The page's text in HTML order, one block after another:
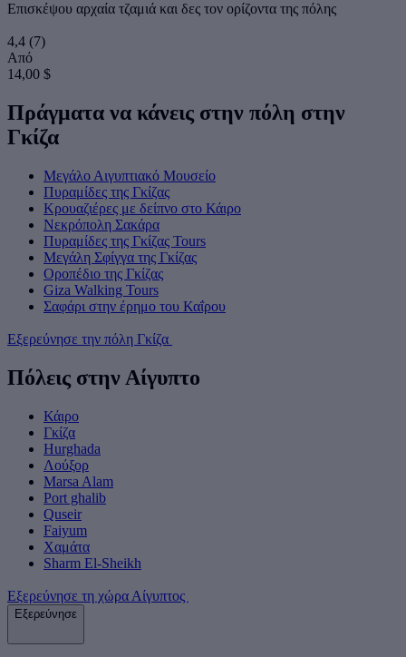
Επισκέψου αρχαία τζαμιά και δες τον ορίζοντα της πόλης
4,4 (7)
Από
14,00 $
Πράγματα να κάνεις στην πόλη στην
Γκίζα
Μεγάλο Αιγυπτιακό Μουσείο
Πυραμίδες της Γκίζας
Κρουαζιέρες με δείπνο στο Κάιρο
Νεκρόπολη Σακάρα
Πυραμίδες της Γκίζας Tours
Μεγάλη Σφίγγα της Γκίζας
Οροπέδιο της Γκίζας
Giza Walking Tours
Σαφάρι στην έρημο του Καΐρου
Εξερεύνησε την πόλη Γκίζα
Πόλεις στην Αίγυπτο
Κάιρο
Γκίζα
Hurghada
Λούξορ
Marsa Alam
Port ghalib
Quseir
Faiyum
Χαμάτα
Sharm El-Sheikh
Εξερεύνησε τη χώρα Αίγυπτος
Εξερεύνησε